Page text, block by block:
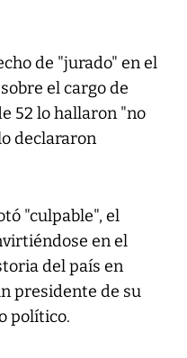
de "jurado" en el
el cargo de
52 lo hallaron "no
declararon
"culpable", el
en el
del país en
presidente de su
político.